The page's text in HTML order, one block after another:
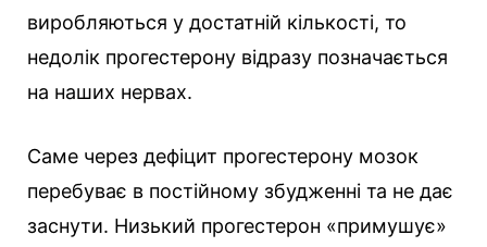
виробляються у достатній кількості, то
недолік прогестерону відразу позначається
на наших нервах.
Саме через дефіцит прогестерону мозок
перебуває в постійному збудженні та не дає
заснути. Низький прогестерон «примушує»